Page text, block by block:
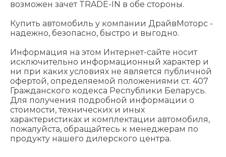
возможен зачет TRADE-IN в обе стороны.
Купить автомобиль у компании ДрайвМоторс -
надежно, безопасно, быстро и выгодно.
Информация на этом Интернет-сайте носит
исключительно информационный характер и
ни при каких условиях не является публичной
офертой, определяемой положениями cт. 407
Гражданского кодекса Республики Беларусь.
Для получения подробной информации о
стоимости, технических и иных
характеристиках и комплектации автомобиля,
пожалуйста, обращайтесь к менеджерам по
продукту нашего дилерского центра.